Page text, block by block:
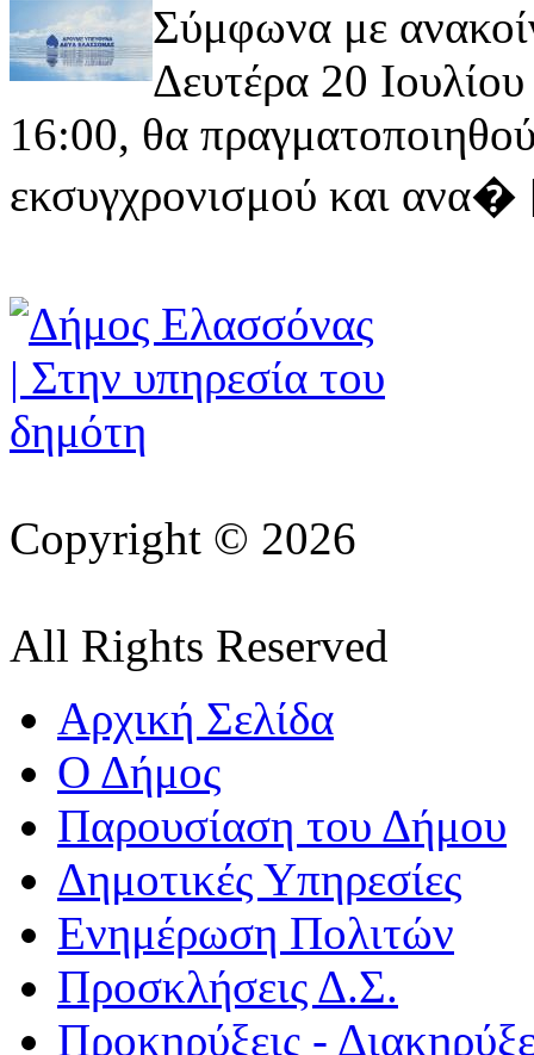
Σύμφωνα με
Δευτέρα 20
16:00, θα
εκσυγχρονισμού και
Copyright © 2026
All Rights Reserved
Αρχική Σελίδα
Ο Δήμος
Παρουσίαση του Δήμου
Δημοτικές Υπηρεσίες
Ενημέρωση Πολιτών
Προσκλήσεις Δ.Σ.
Προκηρύξεις -